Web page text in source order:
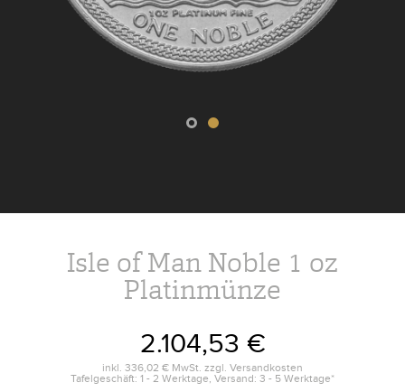
Isle of Man Noble 1 oz
Platinmünze
2.104,53 €
inkl. 336,02 € MwSt. zzgl. Versandkosten
Tafelgeschäft: 1 - 2 Werktage, Versand: 3 - 5 Werktage*